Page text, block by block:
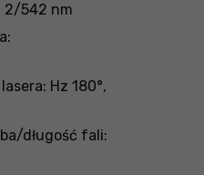
2/542 nm
Hz 180°,
długość fali: